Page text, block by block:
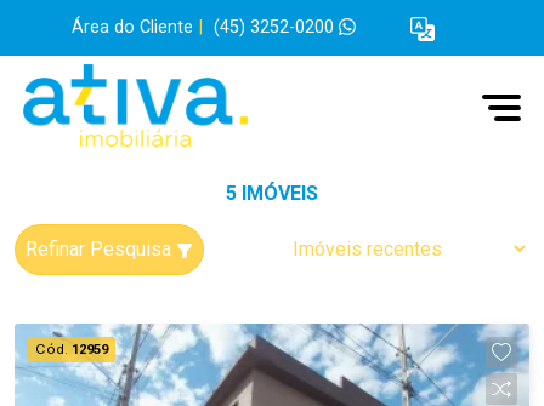
Área do Cliente (45) 3252-0200
5 IMÓVEIS
Refinar Pesquisa
Cód. 12959